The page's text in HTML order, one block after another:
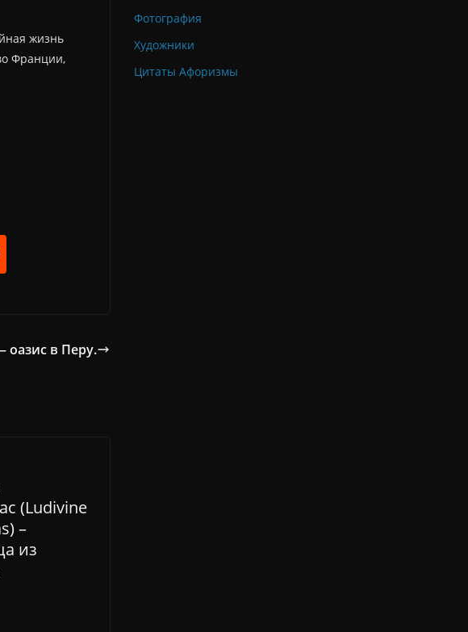
жизнь
Франции,
оазис в Перу.
(Ludivine
–
из
Фотография
Художники
Цитаты Афоризмы